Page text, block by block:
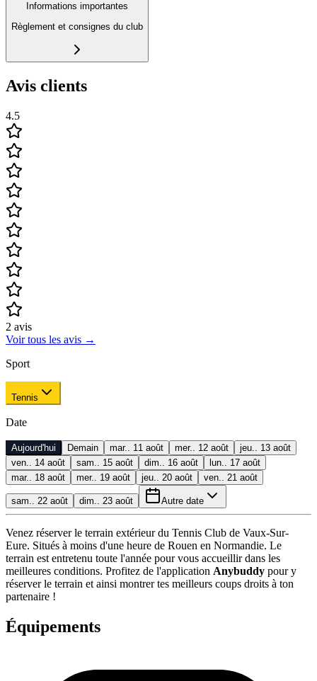
Informations importantes
Règlement et consignes du club
Avis clients
4.5
2 avis
Voir tous les avis →
Sport
Tennis
Date
Aujourd'hui Demain mar.. 11 août mer.. 12 août
jeu.. 13 août
ven.. 14 août
sam.. 15 août dim.. 16 août
lun.. 17 août
mar.. 18 août
mer.. 19 août jeu.. 20 août ven.. 21 août
sam.. 22 août dim.. 23 août Autre date
Venez réserver le terrain extérieur du Tennis Club de Vaux-Sur-
Eure. Situés à moins d'une heure de Rouen en Normandie. Le
terrain est entretenu toute l'année pour vous accueillir dans les
meilleures conditions. Profitez de l'application Anybuddy pour y
réserver le terrain et ainsi montrer tes meilleurs coups droits à ton
partenaire !
Équipements